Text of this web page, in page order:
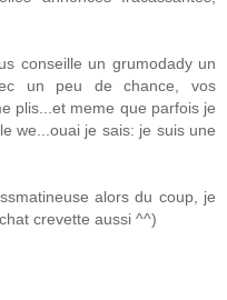
conseille un grumodady un
un peu de chance, vos
plis...et meme que parfois je
we...ouai je sais: je suis une
alors du coup, je
crevette aussi ^^)